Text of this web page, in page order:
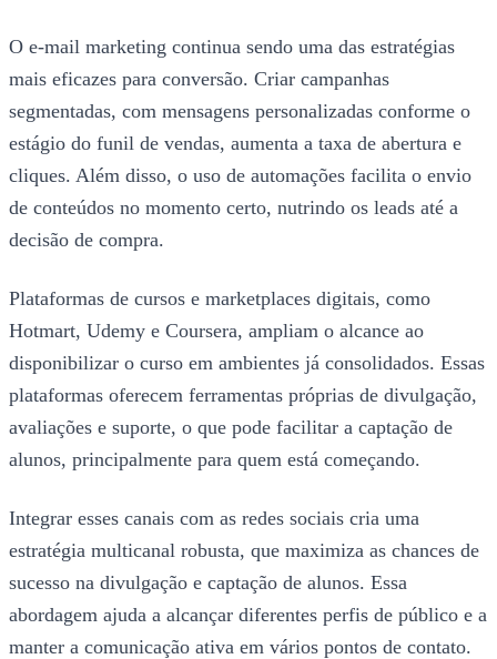
O e-mail marketing continua sendo uma das estratégias
mais eficazes para conversão. Criar campanhas
segmentadas, com mensagens personalizadas conforme o
estágio do funil de vendas, aumenta a taxa de abertura e
cliques. Além disso, o uso de automações facilita o envio
de conteúdos no momento certo, nutrindo os leads até a
decisão de compra.
Plataformas de cursos e marketplaces digitais, como
Hotmart, Udemy e Coursera, ampliam o alcance ao
disponibilizar o curso em ambientes já consolidados. Essas
plataformas oferecem ferramentas próprias de divulgação,
avaliações e suporte, o que pode facilitar a captação de
alunos, principalmente para quem está começando.
Integrar esses canais com as redes sociais cria uma
estratégia multicanal robusta, que maximiza as chances de
sucesso na divulgação e captação de alunos. Essa
abordagem ajuda a alcançar diferentes perfis de público e a
manter a comunicação ativa em vários pontos de contato.